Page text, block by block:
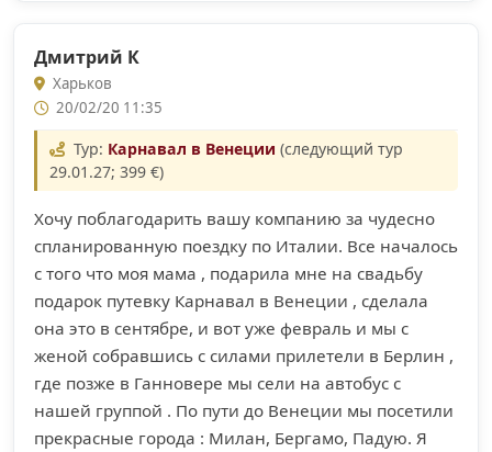
Дмитрий К
Харьков
20/02/20 11:35
Тур: Карнавал в Венеции (следующий тур
29.01.27; 399 €)
Хочу поблагодарить вашу компанию за чудесно
спланированную поездку по Италии. Все началось
с того что моя мама , подарила мне на свадьбу
подарок путевку Карнавал в Венеции , сделала
она это в сентябре, и вот уже февраль и мы с
женой собравшись с силами прилетели в Берлин ,
где позже в Ганновере мы сели на автобус с
нашей группой . По пути до Венеции мы посетили
прекрасные города : Милан, Бергамо, Падую. Я